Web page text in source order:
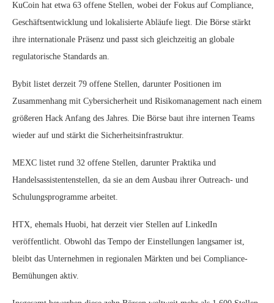
KuCoin hat etwa 63 offene Stellen, wobei der Fokus auf Compliance,
Geschäftsentwicklung und lokalisierte Abläufe liegt. Die Börse stärkt
ihre internationale Präsenz und passt sich gleichzeitig an globale
regulatorische Standards an.
Bybit listet derzeit 79 offene Stellen, darunter Positionen im
Zusammenhang mit Cybersicherheit und Risikomanagement nach einem
größeren Hack Anfang des Jahres. Die Börse baut ihre internen Teams
wieder auf und stärkt die Sicherheitsinfrastruktur.
MEXC listet rund 32 offene Stellen, darunter Praktika und
Handelsassistentenstellen, da sie an dem Ausbau ihrer Outreach- und
Schulungsprogramme arbeitet.
HTX, ehemals Huobi, hat derzeit vier Stellen auf LinkedIn
veröffentlicht. Obwohl das Tempo der Einstellungen langsamer ist,
bleibt das Unternehmen in regionalen Märkten und bei Compliance-
Bemühungen aktiv.